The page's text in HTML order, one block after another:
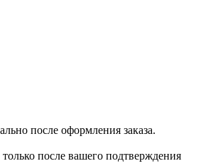
после оформления заказа.
после вашего подтверждения